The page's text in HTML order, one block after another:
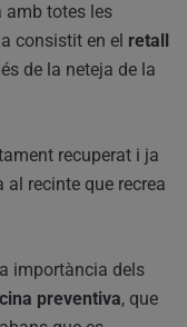
amb totes les
consistit en el retall
de la neteja de la
recuperat i ja
recinte que recrea
importància dels
preventiva, que